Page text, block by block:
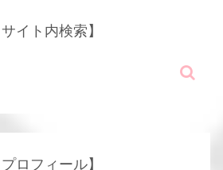
サイト内検索】
プロフィール】